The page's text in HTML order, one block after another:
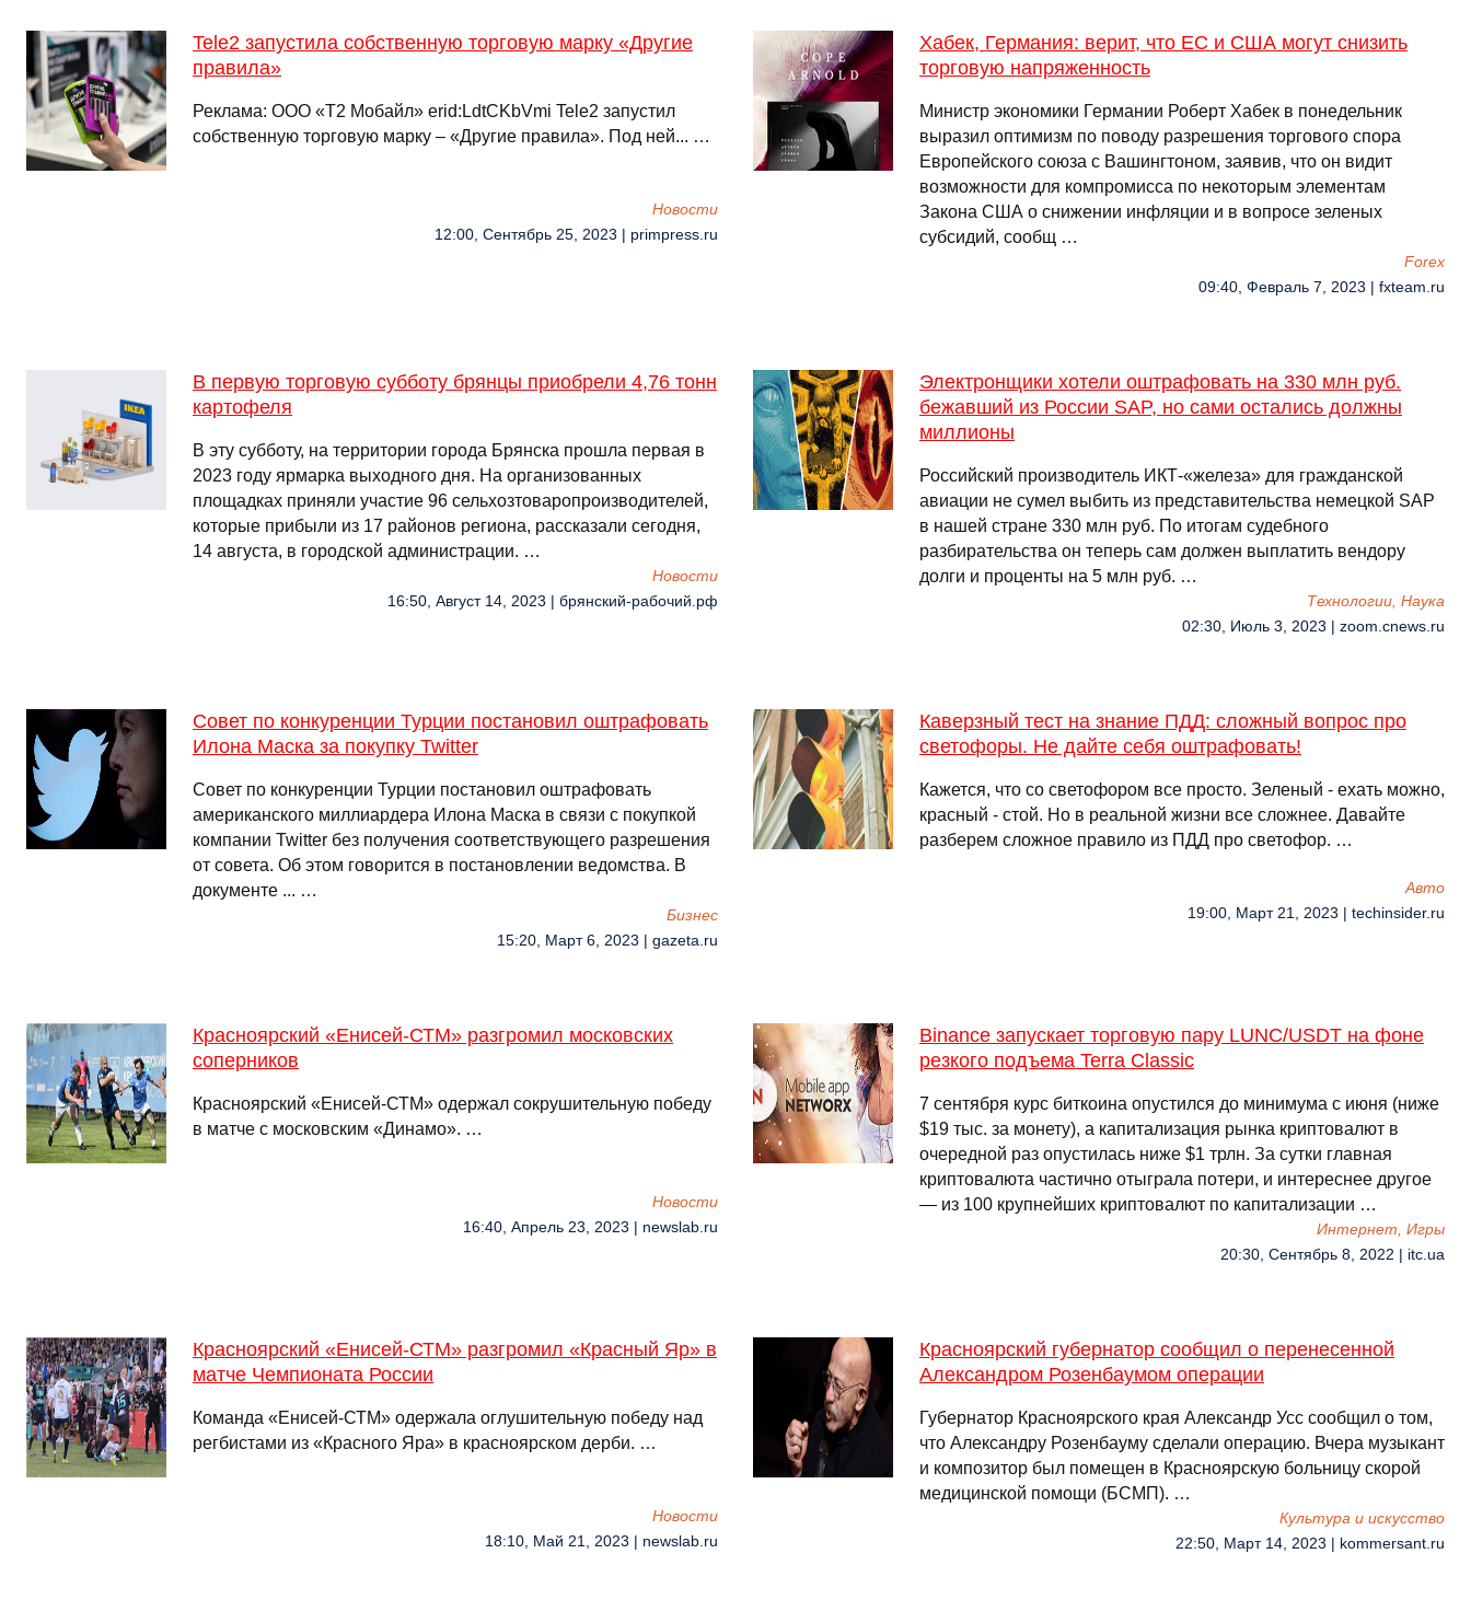
Tele2 запустила собственную торговую марку «Другие
правила»
Реклама: ООО «Т2 Мобайл» erid:LdtCKbVmi Tele2 запустил
собственную торговую марку – «Другие правила». Под ней... …
Новости
12:00, Сентябрь 25, 2023 | primpress.ru
Хабек, Германия: верит, что ЕС и США могут снизить
торговую напряженность
Министр экономики Германии Роберт Хабек в понедельник
выразил оптимизм по поводу разрешения торгового спора
Европейского союза с Вашингтоном, заявив, что он видит
возможности для компромисса по некоторым элементам
Закона США о снижении инфляции и в вопросе зеленых
субсидий, сообщ …
Forex
09:40, Февраль 7, 2023 | fxteam.ru
В первую торговую субботу брянцы приобрели 4,76 тонн
картофеля
В эту субботу, на территории города Брянска прошла первая в
2023 году ярмарка выходного дня. На организованных
площадках приняли участие 96 сельхозтоваропроизводителей,
которые прибыли из 17 районов региона, рассказали сегодня,
14 августа, в городской администрации. …
Новости
16:50, Август 14, 2023 | брянский-рабочий.рф
Электронщики хотели оштрафовать на 330 млн руб.
бежавший из России SAP, но сами остались должны
миллионы
Российский производитель ИКТ-«железа» для гражданской
авиации не сумел выбить из представительства немецкой SAP
в нашей стране 330 млн руб. По итогам судебного
разбирательства он теперь сам должен выплатить вендору
долги и проценты на 5 млн руб. …
Технологии, Наука
02:30, Июль 3, 2023 | zoom.cnews.ru
Совет по конкуренции Турции постановил оштрафовать
Илона Маска за покупку Twitter
Совет по конкуренции Турции постановил оштрафовать
американского миллиардера Илона Маска в связи с покупкой
компании Twitter без получения соответствующего разрешения
от совета. Об этом говорится в постановлении ведомства. В
документе ... …
Бизнес
15:20, Март 6, 2023 | gazeta.ru
Каверзный тест на знание ПДД: сложный вопрос про
светофоры. Не дайте себя оштрафовать!
Кажется, что со светофором все просто. Зеленый - ехать можно,
красный - стой. Но в реальной жизни все сложнее. Давайте
разберем сложное правило из ПДД про светофор. …
Авто
19:00, Март 21, 2023 | techinsider.ru
Красноярский «Енисей-СТМ» разгромил московских
соперников
Красноярский «Енисей-СТМ» одержал сокрушительную победу
в матче с московским «Динамо». …
Новости
16:40, Апрель 23, 2023 | newslab.ru
Binance запускает торговую пару LUNC/USDT на фоне
резкого подъема Terra Classic
7 сентября курс биткоина опустился до минимума с июня (ниже
$19 тыс. за монету), а капитализация рынка криптовалют в
очередной раз опустилась ниже $1 трлн. За сутки главная
криптовалюта частично отыграла потери, и интереснее другое
— из 100 крупнейших криптовалют по капитализации …
Интернет, Игры
20:30, Сентябрь 8, 2022 | itc.ua
Красноярский «Енисей-СТМ» разгромил «Красный Яр» в
матче Чемпионата России
Команда «Енисей-СТМ» одержала оглушительную победу над
регбистами из «Красного Яра» в красноярском дерби. …
Новости
18:10, Май 21, 2023 | newslab.ru
Красноярский губернатор сообщил о перенесенной
Александром Розенбаумом операции
Губернатор Красноярского края Александр Усс сообщил о том,
что Александру Розенбауму сделали операцию. Вчера музыкант
и композитор был помещен в Красноярскую больницу скорой
медицинской помощи (БСМП). …
Культура и искусство
22:50, Март 14, 2023 | kommersant.ru